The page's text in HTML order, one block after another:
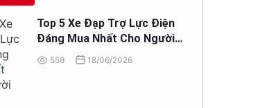
Top 5 Xe Đạp Trợ Lực Điện
Đáng Mua Nhất Cho Người
Đi Làm
558 18/06/2026